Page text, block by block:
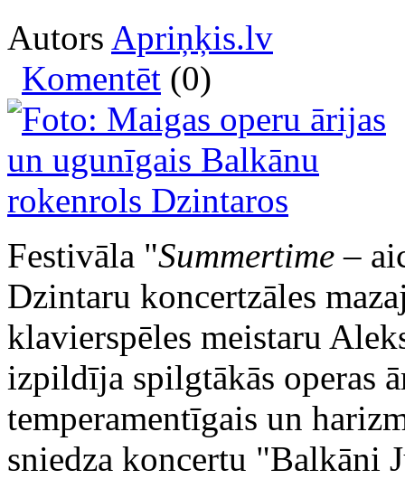
Autors Apriņķis.lv
Komentēt (0)
Festivāla "Summertime –
Dzintaru koncertzāles
klavierspēles meistaru
izpildīja spilgtākās operas
temperamentīgais un
sniedza koncertu "Balkāni